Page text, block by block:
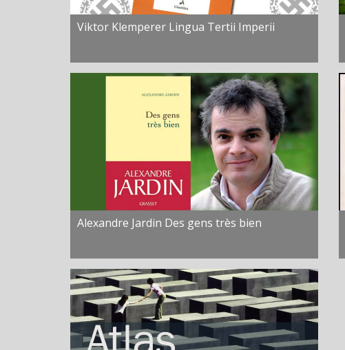
Viktor Klemperer Lingua Tertii Imperii
Alexandre Jardin Des gens très bien